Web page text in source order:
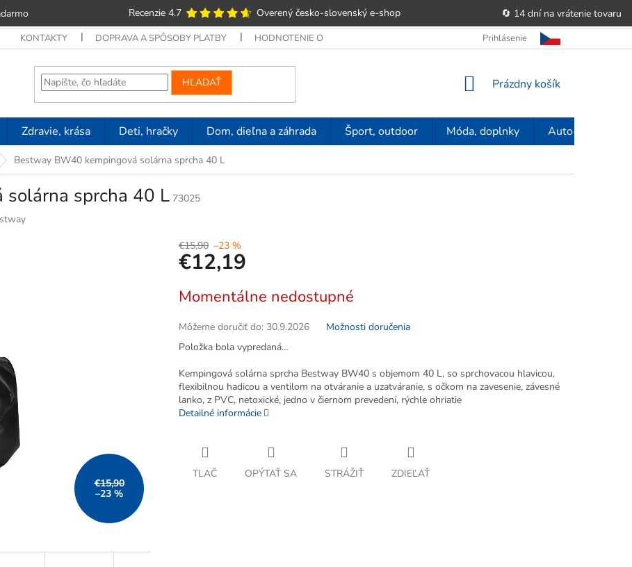
Recenzie 4.7 Overený česko-slovenský e‑shop 🔄 14 dní na vrátenie tovaru
KONTAKTY DOPRAVA A SPÔSOBY PLATBY HODNOTENIE OBCHODU OBCHODNÉ PODMIENKY POUČENIE O PRÁVE
Prihlásenie
HĽADAŤ
NÁKUPNÝ
Prázdny košík
Zdravie, krása Deti, hračky Dom, dieľna a záhrada Šport, outdoor Móda, doplnky Auto-moto
Bestway BW40 kempingová solárna sprcha 40 L
sprcha 40 L 73025
€15,90
–23 %
€15,90 –23 %
€12,19
cena:
Momentálne nedostupné
Môžeme doručiť do: 30.9.2026
Možnosti doručenia
Položka bola vypredaná…
Kempingová solárna sprcha Bestway BW40 s objemom 40 L, so sprchovacou hlavicou,
flexibilnou hadicou a ventilom na otváranie a uzatváranie, s očkom na zavesenie, závesné
lanko, z PVC, netoxické, jedno v čiernom prevedení, rýchle ohriatie
Detailné informácie
TLAČ OPÝTAŤ SA STRÁŽIŤ ZDIEĽAŤ